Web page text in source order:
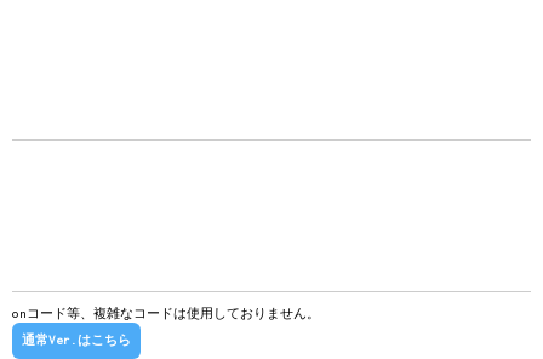
onコード等、複雑なコードは使用しておりません。
通常Ver.はこちら